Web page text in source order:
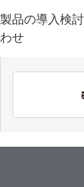
製品の導入検
わせ